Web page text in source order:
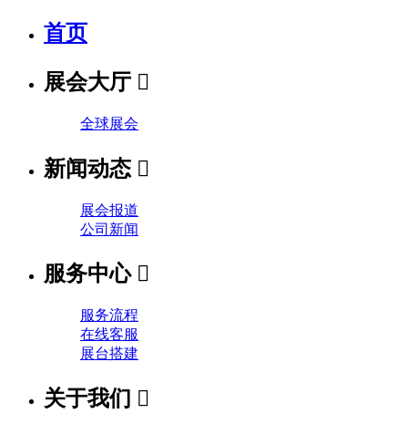
首页
展会大厅 
全球展会
新闻动态 
展会报道
公司新闻
服务中心 
服务流程
在线客服
展台搭建
关于我们 